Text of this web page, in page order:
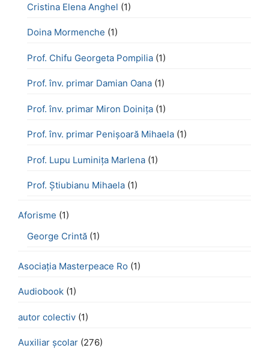
Cristina Elena Anghel (1)
Doina Mormenche (1)
Prof. Chifu Georgeta Pompilia (1)
Prof. înv. primar Damian Oana (1)
Prof. înv. primar Miron Doinița (1)
Prof. înv. primar Penișoară Mihaela (1)
Prof. Lupu Luminița Marlena (1)
Prof. Știubianu Mihaela (1)
Aforisme (1)
George Crintă (1)
Asociația Masterpeace Ro (1)
Audiobook (1)
autor colectiv (1)
Auxiliar școlar (276)